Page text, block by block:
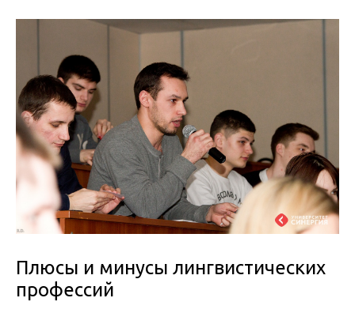
Плюсы и минусы лингвистических
профессий